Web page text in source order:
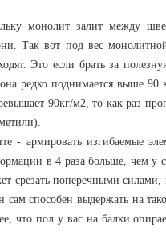
монолит залит между
Так вот под вес
Это если брать за
редко поднимается выше 90
90кг/м2, то как раз
- армировать изгибаемые
в 4 раза больше, чем у
срезать поперечными
сам способен выдержать на
что пол у вас на балки